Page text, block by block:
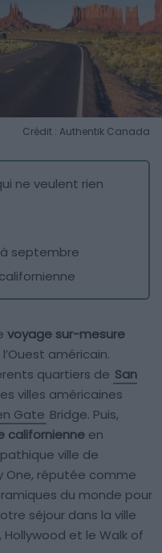
Crédit : Authentik Canada
ne veulent rien
à septembre
voyage sur-mesure
américain.
quartiers de San
villes américaines
Gate Bridge. Puis,
californienne en
ville de
One, réputée comme
du monde pour
séjour dans la ville
Hollywood et le Walk of